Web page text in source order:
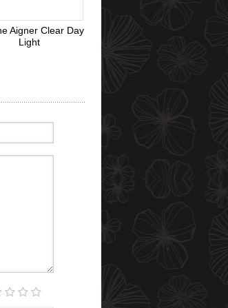
Aigner Clear Day
Light